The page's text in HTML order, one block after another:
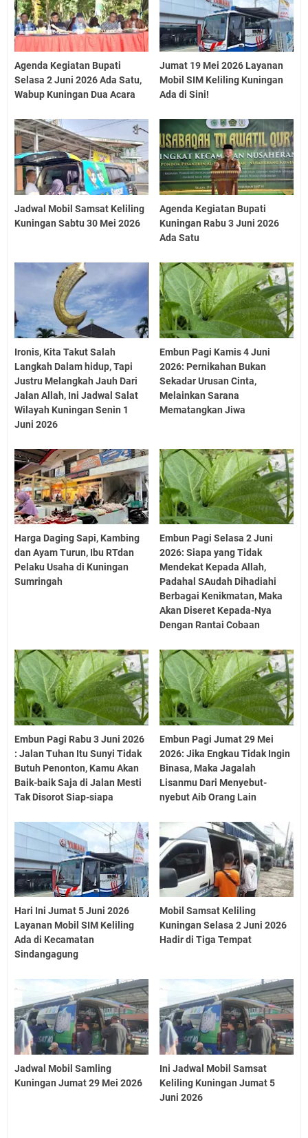
Agenda Kegiatan Bupati
Selasa 2 Juni 2026 Ada Satu,
Wabup Kuningan Dua Acara
Jumat 19 Mei 2026 Layanan
Mobil SIM Keliling Kuningan
Ada di Sini!
Jadwal Mobil Samsat Keliling
Kuningan Sabtu 30 Mei 2026
Agenda Kegiatan Bupati
Kuningan Rabu 3 Juni 2026
Ada Satu
Ironis, Kita Takut Salah
Langkah Dalam hidup, Tapi
Justru Melangkah Jauh Dari
Jalan Allah, Ini Jadwal Salat
Wilayah Kuningan Senin 1
Juni 2026
Embun Pagi Kamis 4 Juni
2026: Pernikahan Bukan
Sekadar Urusan Cinta,
Melainkan Sarana
Mematangkan Jiwa
Harga Daging Sapi, Kambing
dan Ayam Turun, Ibu RTdan
Pelaku Usaha di Kuningan
Sumringah
Embun Pagi Selasa 2 Juni
2026: Siapa yang Tidak
Mendekat Kepada Allah,
Padahal SAudah Dihadiahi
Berbagai Kenikmatan, Maka
Akan Diseret Kepada-Nya
Dengan Rantai Cobaan
Embun Pagi Rabu 3 Juni 2026
: Jalan Tuhan Itu Sunyi Tidak
Butuh Penonton, Kamu Akan
Baik-baik Saja di Jalan Mesti
Tak Disorot Siap-siapa
Embun Pagi Jumat 29 Mei
2026: Jika Engkau Tidak Ingin
Binasa, Maka Jagalah
Lisanmu Dari Menyebut-
nyebut Aib Orang Lain
Hari Ini Jumat 5 Juni 2026
Layanan Mobil SIM Keliling
Ada di Kecamatan
Sindangagung
Mobil Samsat Keliling
Kuningan Selasa 2 Juni 2026
Hadir di Tiga Tempat
Jadwal Mobil Samling
Kuningan Jumat 29 Mei 2026
Ini Jadwal Mobil Samsat
Keliling Kuningan Jumat 5
Juni 2026